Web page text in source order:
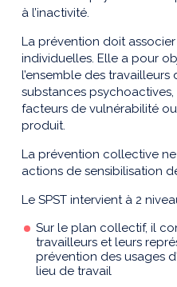
à l’inactivité.
La prévention doit
individuelles. Elle a pour
l’ensemble des
substances
facteurs de vulnérabilité
produit.
La prévention collective
actions de sensibilisation
Le SPST intervient à 2
Sur le plan collectif, il
travailleurs et leurs
prévention des usages
lieu de travail